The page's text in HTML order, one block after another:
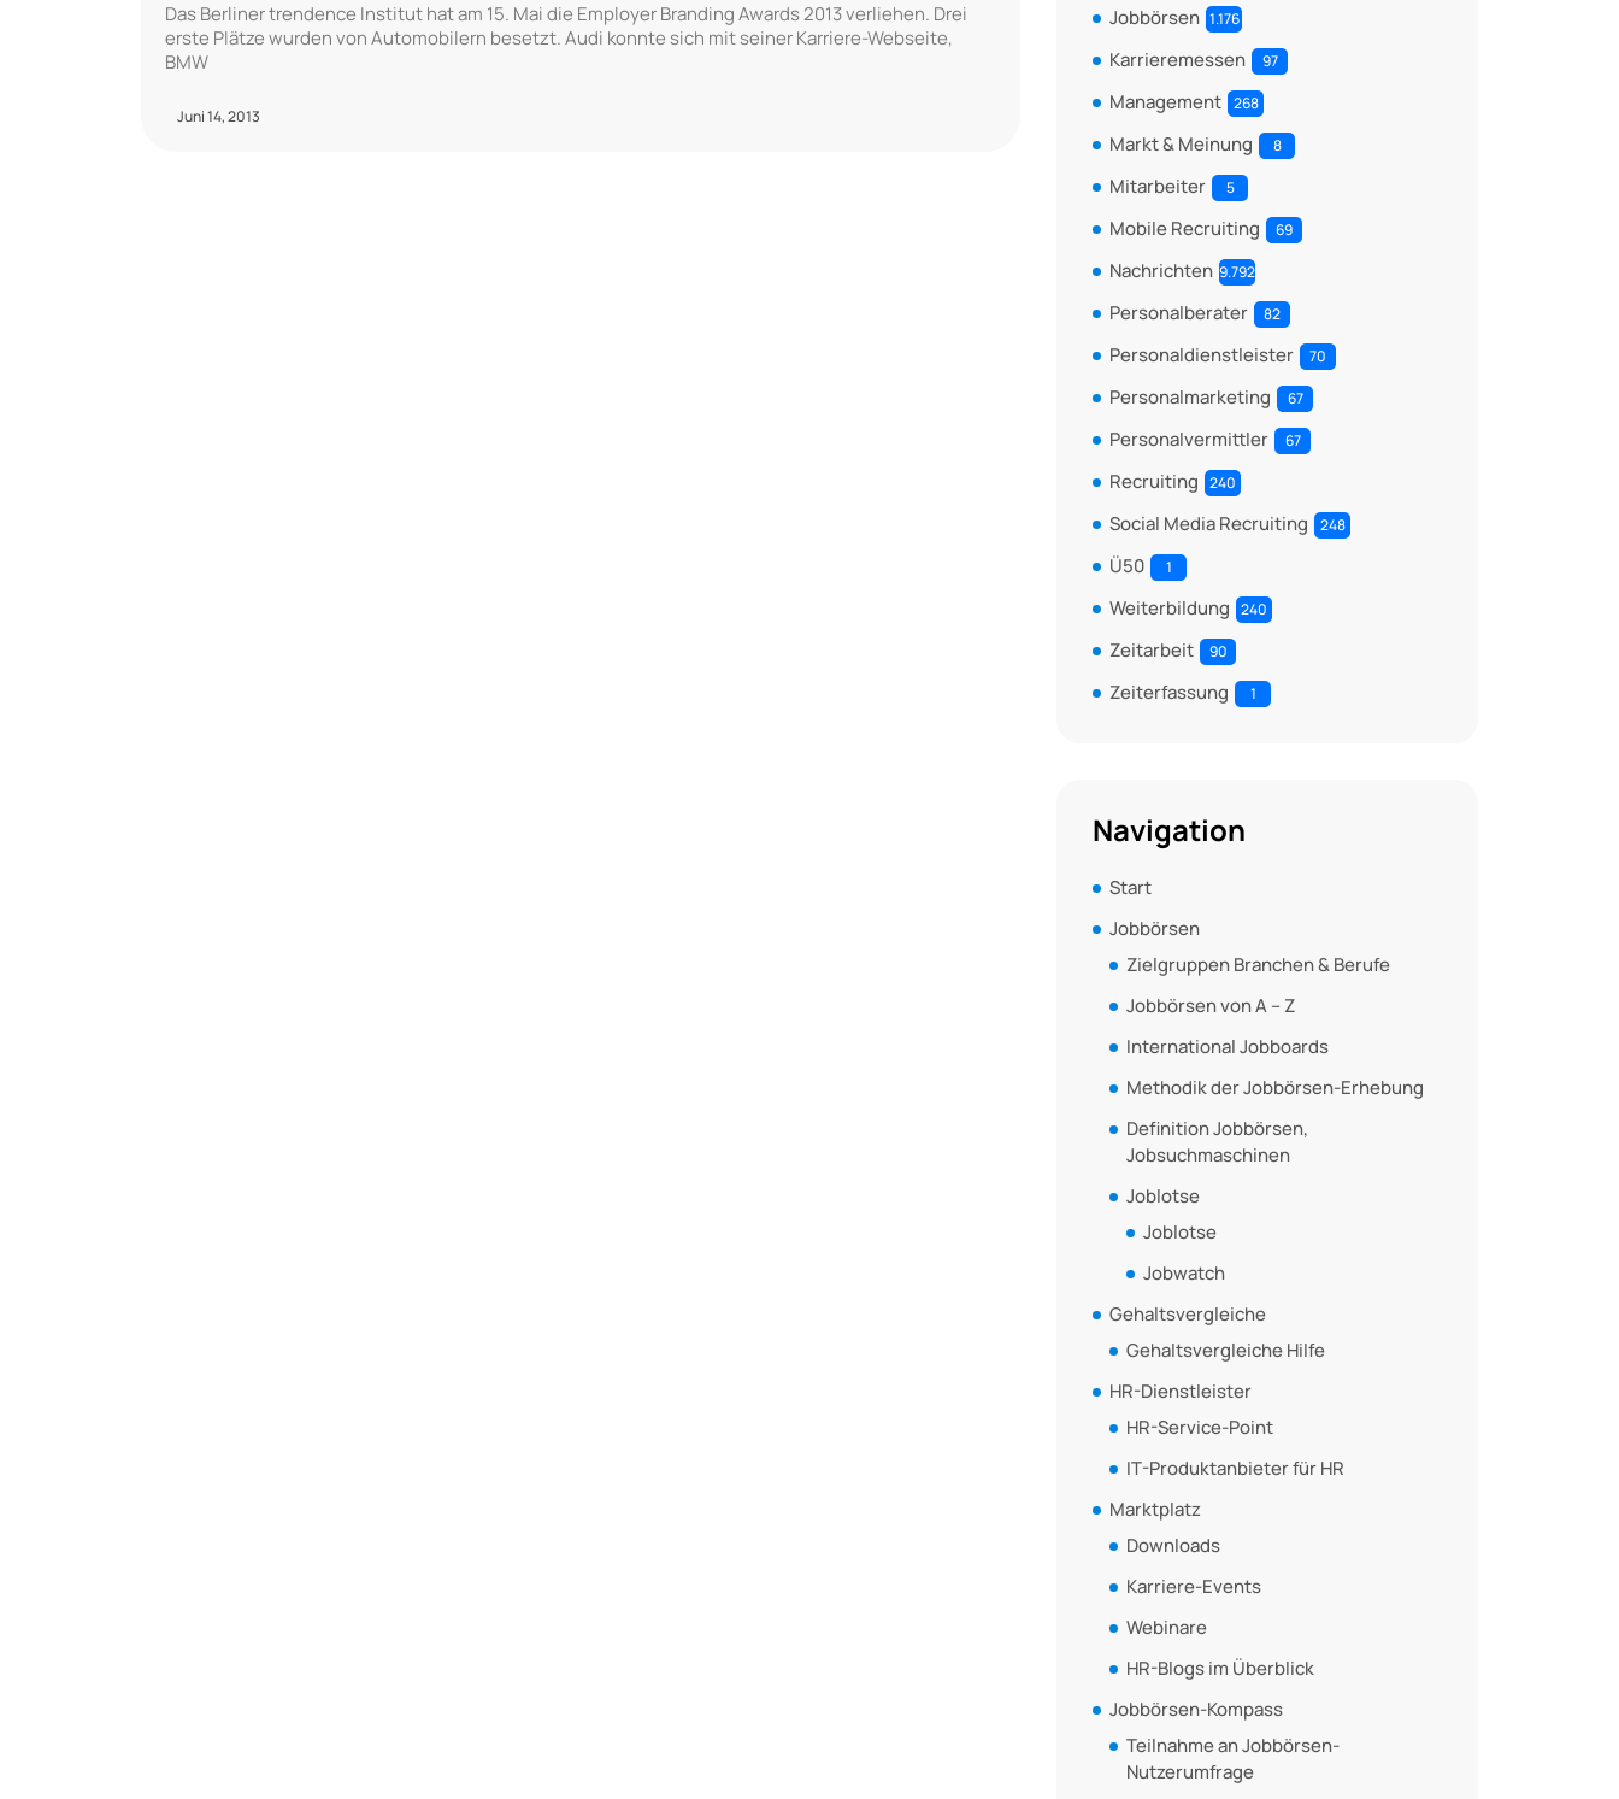
Das Berliner trendence Institut hat am 15. Mai die Employer Branding Awards 2013 verliehen. Drei
erste Plätze wurden von Automobilern besetzt. Audi konnte sich mit seiner Karriere-Webseite,
BMW
Juni 14, 2013
Jobbörsen 1.176
Karrieremessen 97
Management 268
Markt & Meinung 8
Mitarbeiter 5
Mobile Recruiting 69
Nachrichten 9.792
Personalberater 82
Personaldienstleister 70
Personalmarketing 67
Personalvermittler 67
Recruiting 240
Social Media Recruiting 248
Ü50 1
Weiterbildung 240
Zeitarbeit 90
Zeiterfassung 1
Navigation
Start
Jobbörsen
Zielgruppen Branchen & Berufe
Jobbörsen von A – Z
International Jobboards
Methodik der Jobbörsen-Erhebung
Definition Jobbörsen,
Jobsuchmaschinen
Joblotse
Joblotse
Jobwatch
Gehaltsvergleiche
Gehaltsvergleiche Hilfe
HR-Dienstleister
HR-Service-Point
IT-Produktanbieter für HR
Marktplatz
Downloads
Karriere-Events
Webinare
HR-Blogs im Überblick
Jobbörsen-Kompass
Teilnahme an Jobbörsen-
Nutzerumfrage